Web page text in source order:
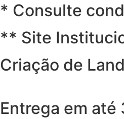
* Consulte
** Site
Criação de
Entrega em